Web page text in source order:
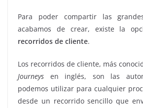
Para poder compartir las
acabamos de crear, existe la
recorridos de cliente.
Los recorridos de cliente, más
Journeys en inglés, son las
podemos utilizar para cualquier
desde un recorrido sencillo que